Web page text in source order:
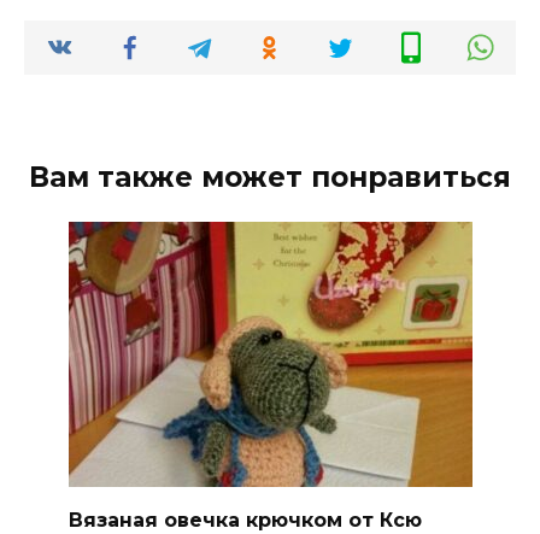
Вам также может понравиться
Вязаная овечка крючком от Ксю